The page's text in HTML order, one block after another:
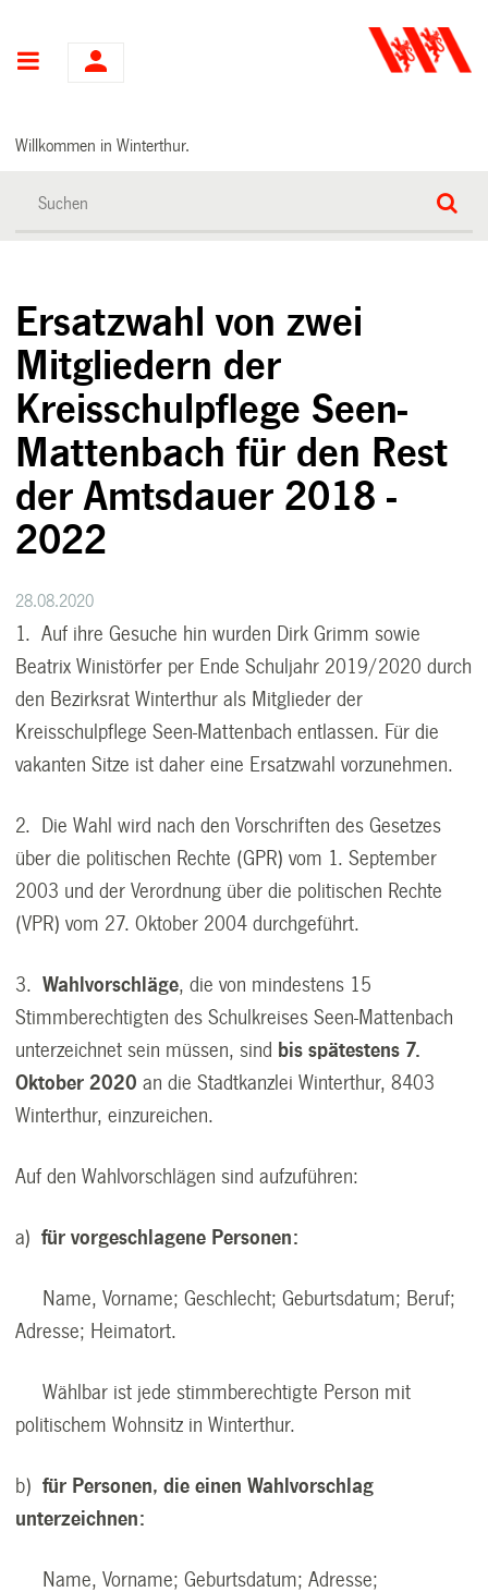
Hauptnavigation
Willkommen in Winterthur.
Ersatzwahl von zwei
Mitgliedern der
Kreisschulpflege Seen-
Mattenbach für den Rest
der Amtsdauer 2018 -
2022
28.08.2020
1. Auf ihre Gesuche hin wurden Dirk Grimm sowie
Beatrix Winistörfer per Ende Schuljahr 2019/2020 durch
den Bezirksrat Winterthur als Mitglieder der
Kreisschulpflege Seen-Mattenbach entlassen. Für die
vakanten Sitze ist daher eine Ersatzwahl vorzunehmen.
2. Die Wahl wird nach den Vorschriften des Gesetzes
über die politischen Rechte (GPR) vom 1. September
2003 und der Verordnung über die politischen Rechte
(VPR) vom 27. Oktober 2004 durchgeführt.
3.Wahlvorschläge, die von mindestens 15
Stimmberechtigten des Schulkreises Seen-Mattenbach
unterzeichnet sein müssen, sind bis spätestens 7.
Oktober 2020 an die Stadtkanzlei Winterthur, 8403
Winterthur, einzureichen.
Auf den Wahlvorschlägen sind aufzuführen:
a)für vorgeschlagene Personen:
Name, Vorname; Geschlecht; Geburtsdatum; Beruf;
Adresse; Heimatort.
Wählbar ist jede stimmberechtigte Person mit
politischem Wohnsitz in Winterthur.
b)für Personen, die einen Wahlvorschlag
unterzeichnen:
Name, Vorname; Geburtsdatum; Adresse;